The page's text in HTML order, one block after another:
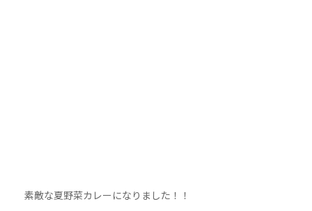
素敵な夏野菜カレーになりました！！